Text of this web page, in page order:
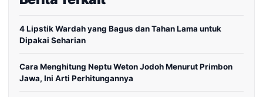
4 Lipstik Wardah yang Bagus dan Tahan Lama untuk
Dipakai Seharian
Cara Menghitung Neptu Weton Jodoh Menurut Primbon
Jawa, Ini Arti Perhitungannya